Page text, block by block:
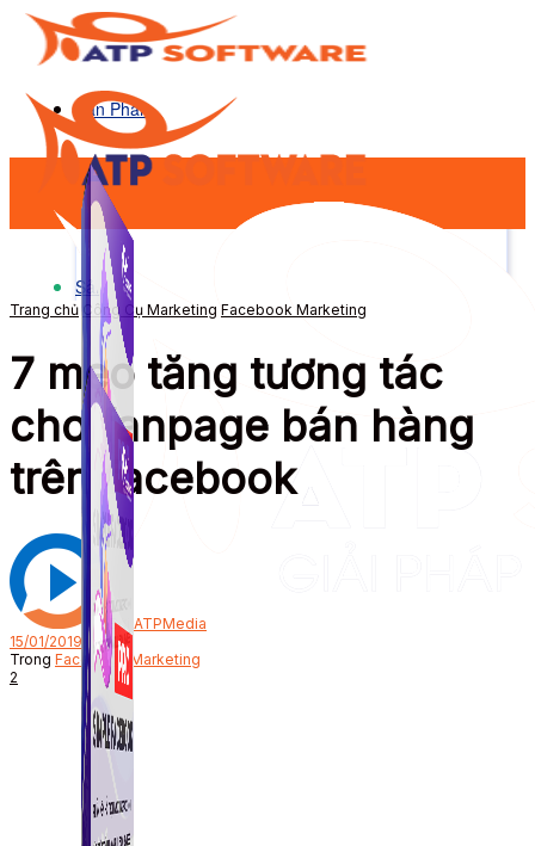
Sản Phẩm
Sản Phẩm
Trang chủ Công Cụ Marketing Facebook Marketing
7 mẹo tăng tương tác
cho fanpage bán hàng
trên facebook
Bởi ATPMedia
15/01/2019
Trong Facebook Marketing
2